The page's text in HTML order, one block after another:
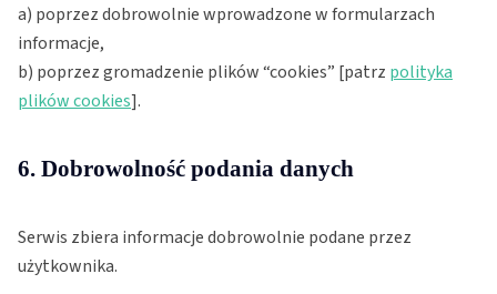
a) poprzez dobrowolnie wprowadzone w formularzach
informacje,
b) poprzez gromadzenie plików “cookies” [patrz polityka
plików cookies].
6. Dobrowolność podania danych
Serwis zbiera informacje dobrowolnie podane przez
użytkownika.